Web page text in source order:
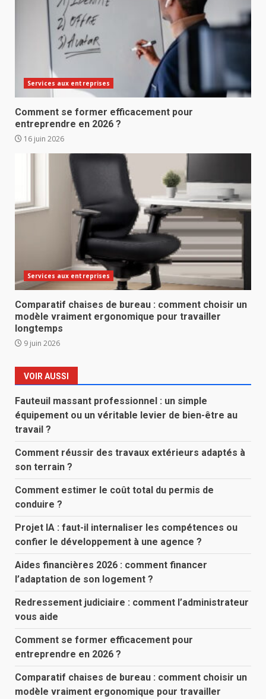
Services aux entreprises
Comment se former efficacement pour
entreprendre en 2026 ?
16 juin 2026
Services aux entreprises
Comparatif chaises de bureau : comment choisir un
modèle vraiment ergonomique pour travailler
longtemps
9 juin 2026
VOIR AUSSI
Fauteuil massant professionnel : un simple
équipement ou un véritable levier de bien-être au
travail ?
Comment réussir des travaux extérieurs adaptés à
son terrain ?
Comment estimer le coût total du permis de
conduire ?
Projet IA : faut-il internaliser les compétences ou
confier le développement à une agence ?
Aides financières 2026 : comment financer
l’adaptation de son logement ?
Redressement judiciaire : comment l’administrateur
vous aide
Comment se former efficacement pour
entreprendre en 2026 ?
Comparatif chaises de bureau : comment choisir un
modèle vraiment ergonomique pour travailler